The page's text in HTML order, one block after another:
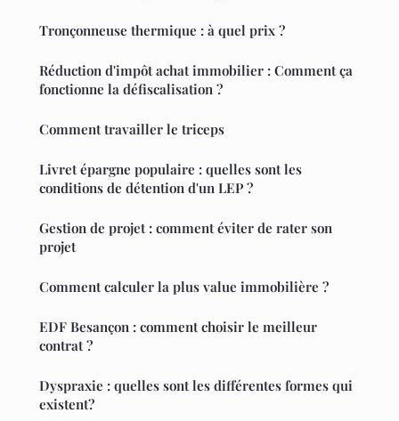
Tronçonneuse thermique : à quel prix ?
Réduction d'impôt achat immobilier : Comment ça
fonctionne la défiscalisation ?
Comment travailler le triceps
Livret épargne populaire : quelles sont les
conditions de détention d'un LEP ?
Gestion de projet : comment éviter de rater son
projet
Comment calculer la plus value immobilière ?
EDF Besançon : comment choisir le meilleur
contrat ?
Dyspraxie : quelles sont les différentes formes qui
existent?